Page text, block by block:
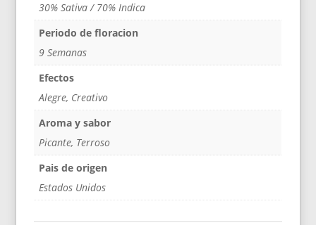
30% Sativa / 70% Indica
Periodo de floracion
9 Semanas
Efectos
Alegre, Creativo
Aroma y sabor
Picante, Terroso
Pais de origen
Estados Unidos